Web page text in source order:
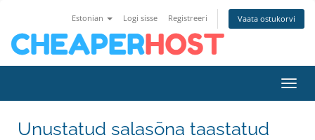
Estonian Logi sisse Registreeri Vaata ostukorvi
Unustatud salasõna taastatud